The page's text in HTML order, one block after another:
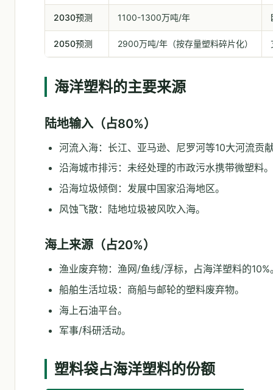
2030预测 1100-1300万吨/年
2050预测 2900万吨/年（按存量塑料碎片化）
海洋塑料的主要来源
陆地输入（占80%）
河流入海：长江、亚马逊、尼罗河等10大河流贡
沿海城市排污：未经处理的市政污水携带微塑料。
沿海垃圾倾倒：发展中国家沿海地区。
风蚀飞散：陆地垃圾被风吹入海。
海上来源（占20%）
渔业废弃物：渔网/鱼线/浮标，占海洋塑料的10%
船舶生活垃圾：商船与邮轮的塑料废弃物。
海上石油平台。
军事/科研活动。
塑料袋占海洋塑料的份额